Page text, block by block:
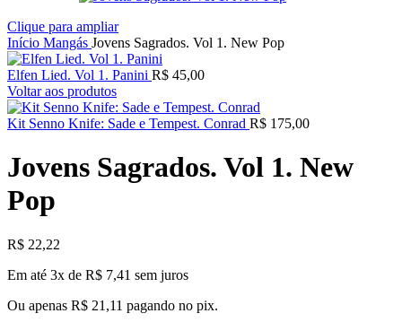
Clique para ampliar
Início Mangás Jovens Sagrados. Vol 1. New Pop
Elfen Lied. Vol 1. Panini R$ 45,00
Voltar aos produtos
Kit Senno Knife: Sade e Tempest. Conrad R$ 175,00
Jovens Sagrados. Vol 1. New
Pop
R$ 22,22
Em até 3x de R$ 7,41 sem juros
Ou apenas R$ 21,11 pagando no pix.